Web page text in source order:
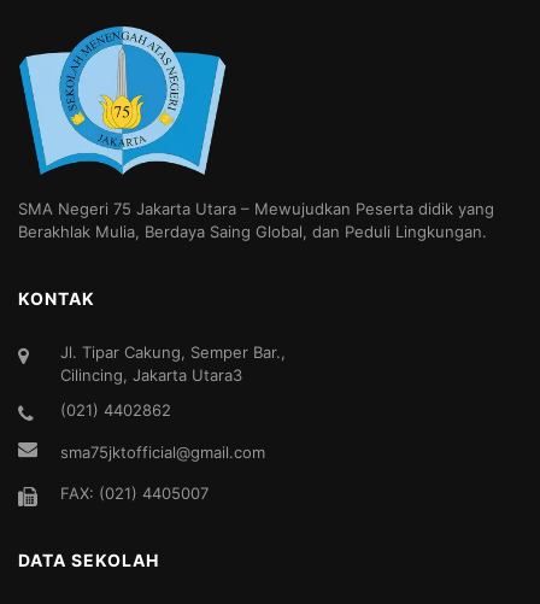
SMA Negeri 75 Jakarta Utara – Mewujudkan Peserta didik yang
Berakhlak Mulia, Berdaya Saing Global, dan Peduli Lingkungan.
KONTAK
Jl. Tipar Cakung, Semper Bar.,
Cilincing, Jakarta Utara3
(021) 4402862
sma75jktofficial@gmail.com
FAX: (021) 4405007
DATA SEKOLAH